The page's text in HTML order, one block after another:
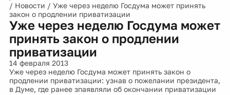
/ Новости / Уже через неделю Госдума может принять
закон о продлении приватизации
Уже через неделю Госдума может
принять закон о продлении
приватизации
14 февраля 2013
Уже через неделю Госдума может принять закон о
продлении приватизации: узнав о пожелании президента,
в Думе, где ранее зпаявляли об окончании приватизации